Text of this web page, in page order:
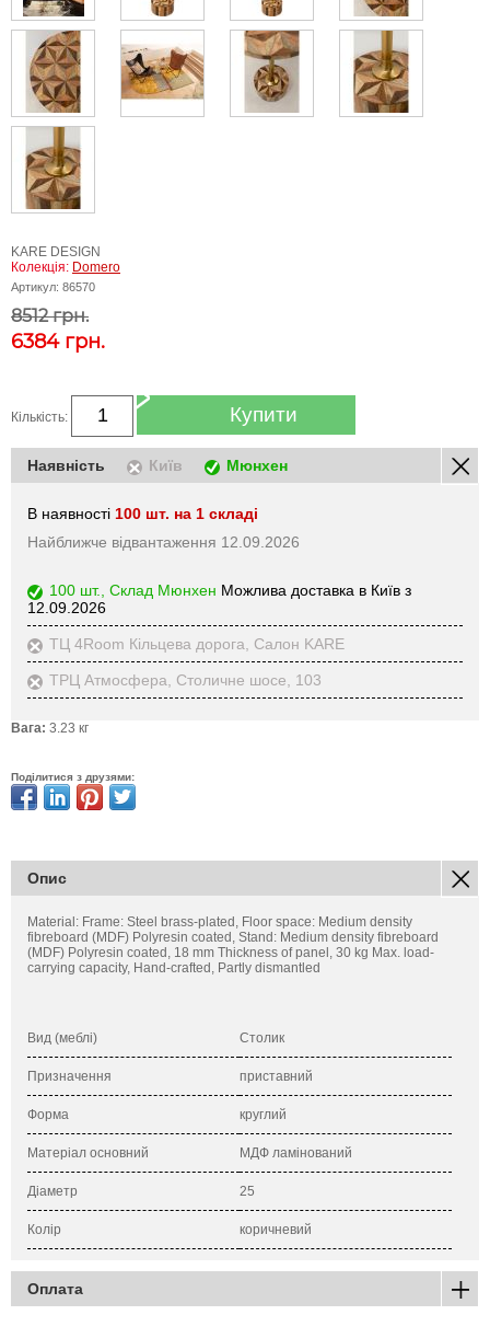
KARE DESIGN
Колекція: Domero
Артикул: 86570
8512 грн.
6384 грн.
Кількість: Купити
Наявність Київ Мюнхен
В наявності 100 шт. на 1 складі
Найближче відвантаження 12.09.2026
100 шт., Склад Мюнхен Можлива доставка в Київ з
12.09.2026
ТЦ 4Room Кільцева дорога, Салон KARE
ТРЦ Атмосфера, Столичне шосе, 103
Вага: 3.23 кг
Поділитися з друзями:
Опис
Material: Frame: Steel brass-plated, Floor space: Medium density
fibreboard (MDF) Polyresin coated, Stand: Medium density fibreboard
(MDF) Polyresin coated, 18 mm Thickness of panel, 30 kg Max. load-
carrying capacity, Hand-crafted, Partly dismantled
Вид (меблі) Столик
Призначення приставний
Форма круглий
Матеріал основний МДФ ламінований
Діаметр 25
Колір коричневий
Оплата